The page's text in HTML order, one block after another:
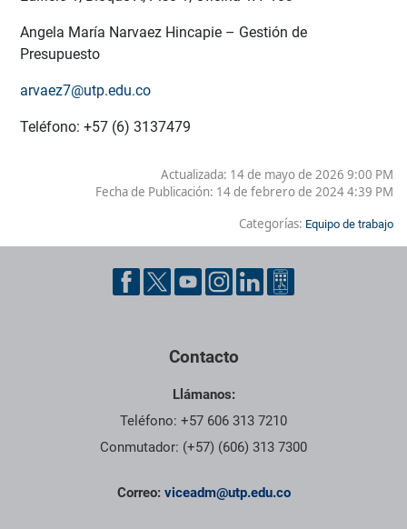
Angela María Narvaez Hincapie – Gestión de
Presupuesto
arvaez7@utp.edu.co
Teléfono: +57 (6) 3137479
Actualizada: 14 de mayo de 2026 9:00 PM
Fecha de Publicación: 14 de febrero de 2024 4:39 PM
Categorías: Equipo de trabajo
Contacto
Llámanos:
Teléfono: +57 606 313 7210
Conmutador: (+57) (606) 313 7300
Correo: viceadm@utp.edu.co